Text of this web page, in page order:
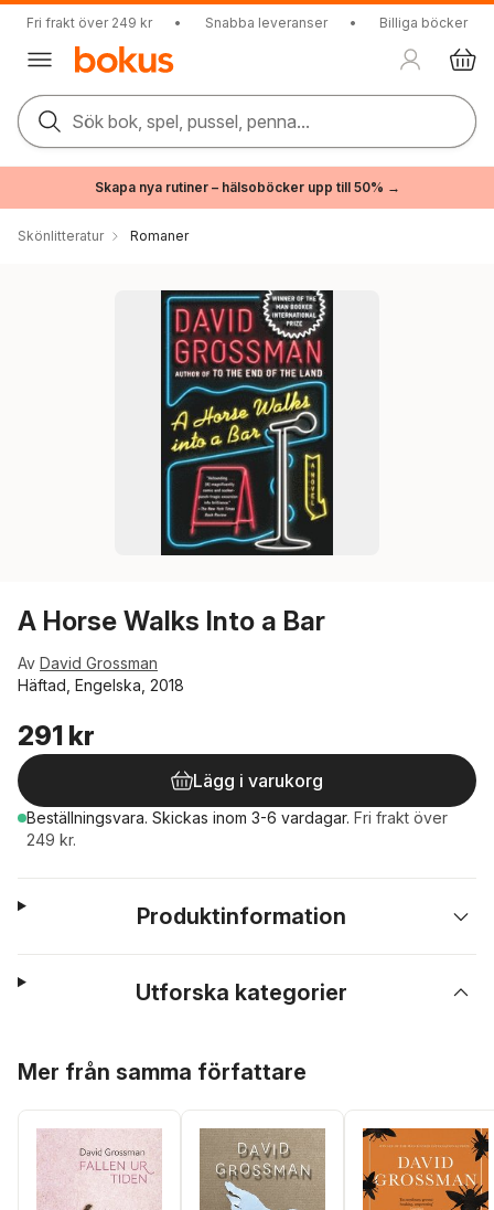
Fri frakt över 249 kr • Snabba leveranser • Billiga böcker
Sök bok, spel, pussel, penna...
Skapa nya rutiner – hälsoböcker upp till 50% →
Skönlitteratur Romaner
A Horse Walks Into a Bar
Av David Grossman
Häftad, Engelska, 2018
291 kr
Lägg i varukorg
Beställningsvara. Skickas inom 3-6 vardagar. Fri frakt över
249 kr.
Produktinformation
Utforska kategorier
Mer från samma författare